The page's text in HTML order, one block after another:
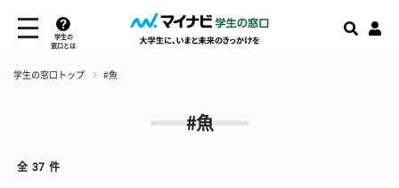
学生の
窓口とは
学生の窓口トップ #魚
#魚
全 37 件